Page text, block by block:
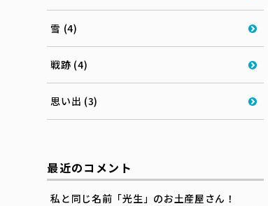
雪 (4)
戦跡 (4)
思い出 (3)
最近のコメント
私と同じ名前「光生」のお土産屋さん！